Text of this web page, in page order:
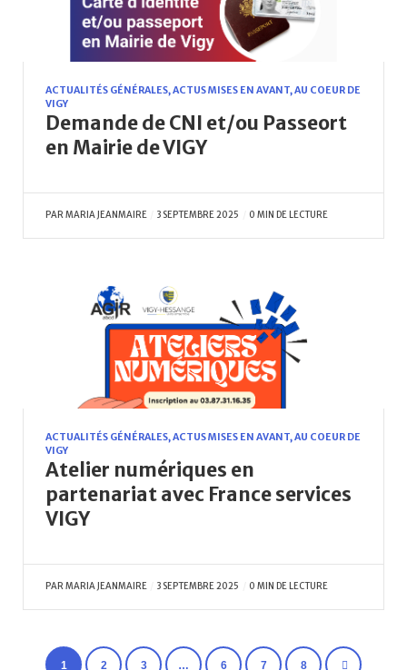
ACTUALITÉS GÉNÉRALES,ACTUS MISES EN AVANT,AU COEUR DE
VIGY
Demande de CNI et/ou Passeort
en Mairie de VIGY
PARMARIA JEANMAIRE 3 SEPTEMBRE 2025 0 MIN DE LECTURE
ACTUALITÉS GÉNÉRALES,ACTUS MISES EN AVANT,AU COEUR DE
VIGY
Atelier numériques en
partenariat avec France services
VIGY
PARMARIA JEANMAIRE 3 SEPTEMBRE 2025 0 MIN DE LECTURE
1 2 3 … 6 7 8